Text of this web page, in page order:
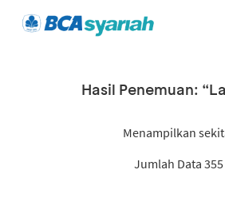
Hasil Penemuan:
Menampilkan
Jumlah Data 355